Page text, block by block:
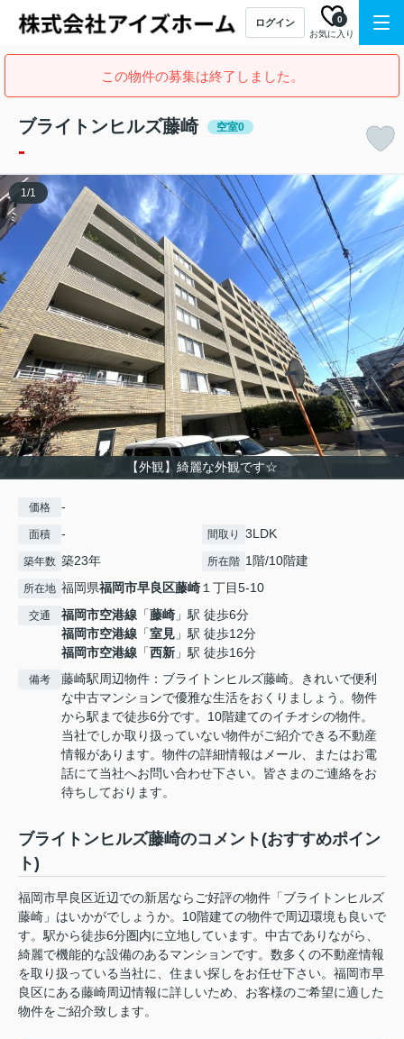
ログイン
お気に入り
0
この物件の募集は終了しました。
ブライトンヒルズ藤崎 空室0
-
【外観】綺麗な外観です☆
1/1
価格 -
面積 - 間取り 3LDK
築年数 築23年 所在階 1階/10階建
所在地 福岡県福岡市早良区藤崎１丁目5-10
交通 福岡市空港線 「藤崎 」駅 徒歩6分
福岡市空港線 「室見 」駅 徒歩12分
福岡市空港線 「西新 」駅 徒歩16分
備考
藤崎駅周辺物件：ブライトンヒルズ藤崎。きれいで便利
な中古マンションで優雅な生活をおくりましょう。物件
から駅まで徒歩6分です。10階建てのイチオシの物件。
当社でしか取り扱っていない物件がご紹介できる不動産
情報があります。物件の詳細情報はメール、またはお電
話にて当社へお問い合わせ下さい。皆さまのご連絡をお
待ちしております。
ブライトンヒルズ藤崎のコメント(おすすめポイン
ト)
福岡市早良区近辺での新居ならご好評の物件「ブライトンヒルズ
藤崎」はいかがでしょうか。10階建ての物件で周辺環境も良いで
す。駅から徒歩6分圏内に立地しています。中古でありながら、
綺麗で機能的な設備のあるマンションです。数多くの不動産情報
を取り扱っている当社に、住まい探しをお任せ下さい。福岡市早
良区にある藤崎周辺情報に詳しいため、お客様のご希望に適した
物件をご紹介致します。